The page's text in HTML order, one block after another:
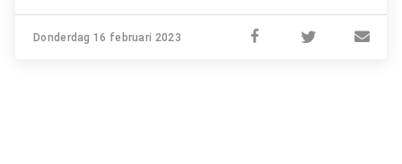
Donderdag 16 februari 2023